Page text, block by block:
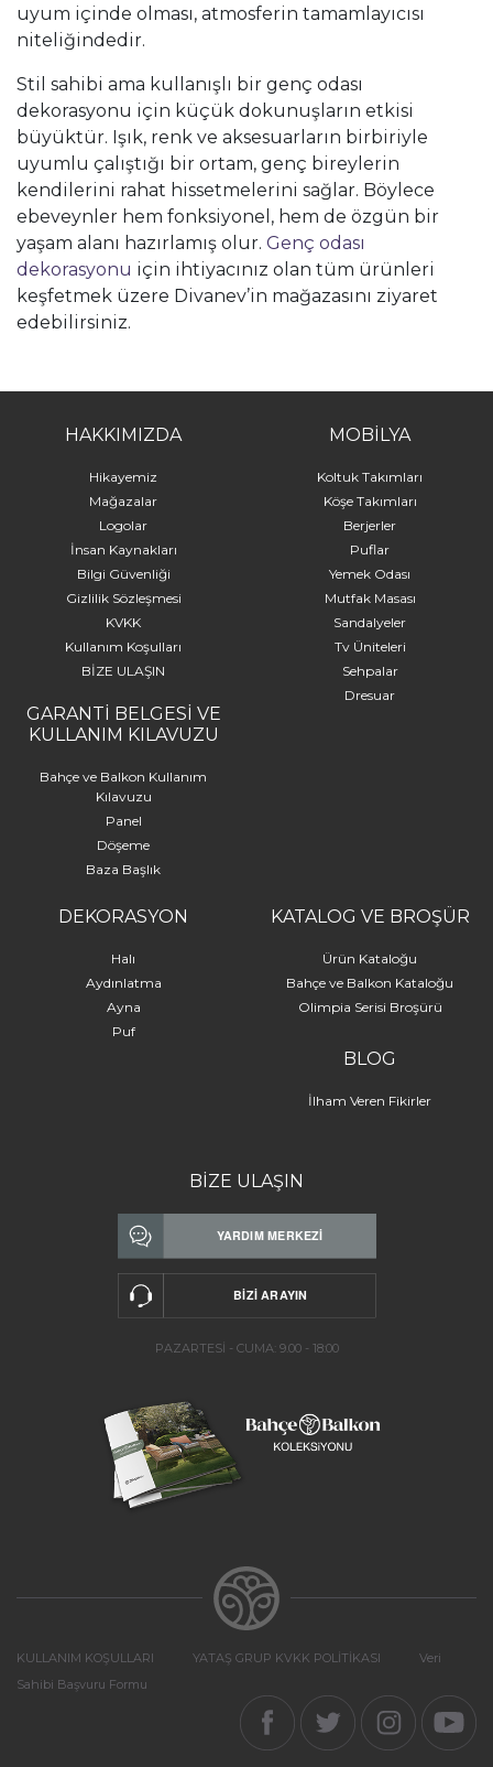
uyum içinde olması, atmosferin tamamlayıcısı
niteliğindedir.
Stil sahibi ama kullanışlı bir genç odası
dekorasyonu için küçük dokunuşların etkisi
büyüktür. Işık, renk ve aksesuarların birbiriyle
uyumlu çalıştığı bir ortam, genç bireylerin
kendilerini rahat hissetmelerini sağlar. Böylece
ebeveynler hem fonksiyonel, hem de özgün bir
yaşam alanı hazırlamış olur. Genç odası
dekorasyonu için ihtiyacınız olan tüm ürünleri
keşfetmek üzere Divanev’in mağazasını ziyaret
edebilirsiniz.
HAKKIMIZDA
Hikayemiz
Mağazalar
Logolar
İnsan Kaynakları
Bilgi Güvenliği
Gizlilik Sözleşmesi
KVKK
Kullanım Koşulları
BİZE ULAŞIN
GARANTİ BELGESİ VE
KULLANIM KILAVUZU
Bahçe ve Balkon Kullanım
Kılavuzu
Panel
Döşeme
Baza Başlık
MOBİLYA
Koltuk Takımları
Köşe Takımları
Berjerler
Puflar
Yemek Odası
Mutfak Masası
Sandalyeler
Tv Üniteleri
Sehpalar
Dresuar
DEKORASYON
Halı
Aydınlatma
Ayna
Puf
KATALOG VE BROŞÜR
Ürün Kataloğu
Bahçe ve Balkon Kataloğu
Olimpia Serisi Broşürü
BLOG
İlham Veren Fikirler
BİZE ULAŞIN
PAZARTESİ - CUMA: 9.00 - 18:00
KULLANIM KOŞULLARI YATAŞ GRUP KVKK POLİTİKASI
Veri
Sahibi Başvuru Formu